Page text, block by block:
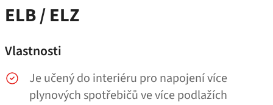
ELB / ELZ
Vlastnosti
Je učený do interiéru pro napojení více
plynových spotřebičů ve více podlažích